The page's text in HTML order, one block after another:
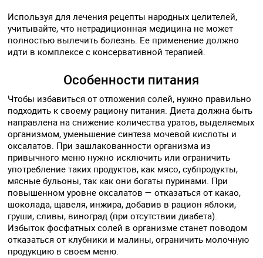
Используя для лечения рецепты народных целителей,
учитывайте, что нетрадиционная медицина не может
полностью вылечить болезнь. Ее применение должно
идти в комплексе с консервативной терапией.
Особенности питания
Чтобы избавиться от отложения солей, нужно правильно
подходить к своему рациону питания. Диета должна быть
направлена на снижение количества уратов, выделяемых
организмом, уменьшение синтеза мочевой кислоты и
оксалатов. При зашлакованности организма из
привычного меню нужно исключить или ограничить
употребление таких продуктов, как мясо, субпродукты,
мясные бульоны, так как они богаты пуринами. При
повышенном уровне оксалатов — отказаться от какао,
шоколада, щавеля, инжира, добавив в рацион яблоки,
груши, сливы, виноград (при отсутствии диабета).
Избыток фосфатных солей в организме станет поводом
отказаться от клубники и малины, ограничить молочную
продукцию в своем меню.